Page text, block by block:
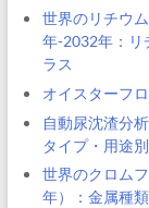
世界のリチウ
年-2032年：リ
ラス
オイスターフ
自動尿沈渣分
タイプ・用途別
世界のクロム
年）：金属種